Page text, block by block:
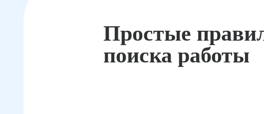
Простые
поиска работы